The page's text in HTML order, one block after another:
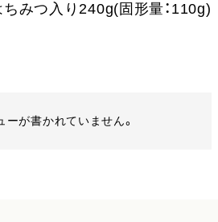
みつ入り240g(固形量：110g)
ーが書かれていません。